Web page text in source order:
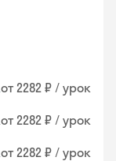
от 2282 ₽ / урок
от 2282 ₽ / урок
от 2282 ₽ / урок